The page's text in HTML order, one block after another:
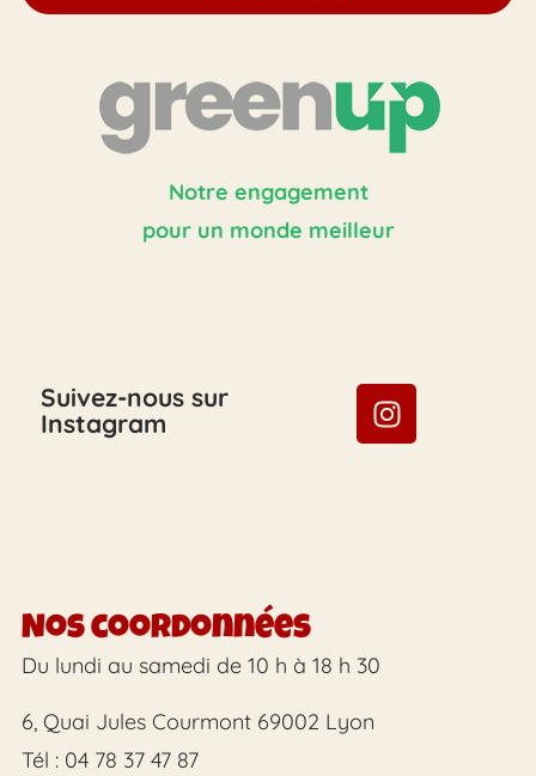
Notre engagement
pour un monde meilleur
Suivez-nous sur
Instagram
Nos coordonnées
Du lundi au samedi de 10 h à 18 h 30
6, Quai Jules Courmont 69002 Lyon
Tél : 04 78 37 47 87